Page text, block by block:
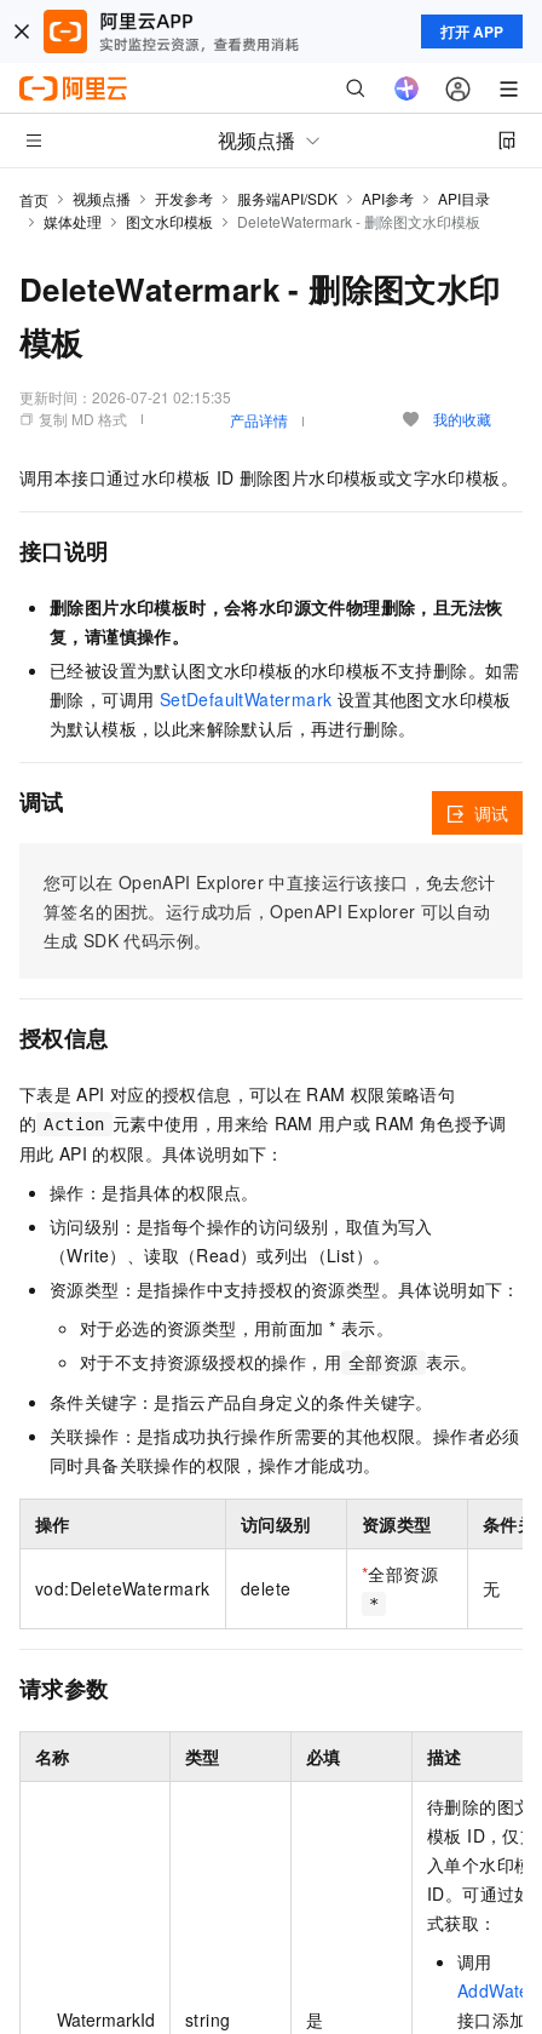
打开 APP
视频点播
首页 视频点播 开发参考 服务端API/SDK API参考
API目录
媒体处理
图文水印模板 DeleteWatermark - 删除图文水印模板
DeleteWatermark - 删除图文水印
模板
更新时间： 2026-07-21 02:15:35
复制 MD 格式
产品详情 我的收藏
调用本接口通过水印模板 ID 删除图片水印模板或文字水印模板。
接口说明
删除图片水印模板时，会将水印源文件物理删除，且无法恢
复，请谨慎操作。
已经被设置为默认图文水印模板的水印模板不支持删除。如需
删除，可调用 SetDefaultWatermark 设置其他图文水印模板
为默认模板，以此来解除默认后，再进行删除。
调试
您可以在 OpenAPI Explorer 中直接运行该接口，免去您计
算签名的困扰。运行成功后，OpenAPI Explorer 可以自动
生成 SDK 代码示例。
调试
授权信息
下表是 API 对应的授权信息，可以在 RAM 权限策略语句
的 Action 元素中使用，用来给 RAM 用户或 RAM 角色授予调
用此 API 的权限。具体说明如下：
操作：是指具体的权限点。
访问级别：是指每个操作的访问级别，取值为写入
（Write）、读取（Read）或列出（List）。
资源类型：是指操作中支持授权的资源类型。具体说明如下：
对于必选的资源类型，用前面加 * 表示。
对于不支持资源级授权的操作，用 全部资源 表示。
条件关键字：是指云产品自身定义的条件关键字。
关联操作：是指成功执行操作所需要的其他权限。操作者必须
同时具备关联操作的权限，操作才能成功。
操作 访问级别 资源类型 条件关
vod:DeleteWatermark delete
*全部资源
*
无
请求参数
名称 类型 必填 描述
WatermarkId string 是
待删除的图文
模板 ID，仅支
入单个水印模
ID。可通过如
式获取：
调用
接口添加